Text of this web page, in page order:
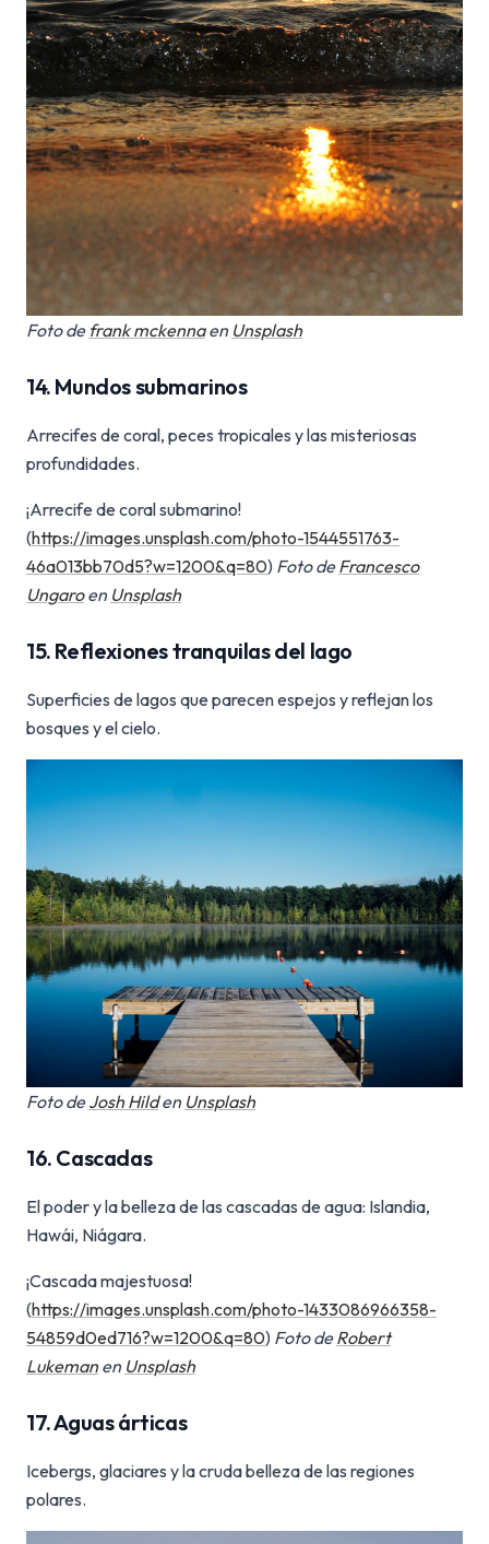
Foto de frank mckennaen Unsplash
14. Mundos submarinos
Arrecifes de coral, peces tropicales y las misteriosas
profundidades.
¡Arrecife de coral submarino!
(https://images.unsplash.com/photo-1544551763-
46a013bb70d5?w=1200&q=80) Foto deFrancesco
Ungaroen Unsplash
15. Reflexiones tranquilas del lago
Superficies de lagos que parecen espejos y reflejan los
bosques y el cielo.
Foto deJosh Hilden Unsplash
16. Cascadas
El poder y la belleza de las cascadas de agua: Islandia,
Hawái, Niágara.
¡Cascada majestuosa!
(https://images.unsplash.com/photo-1433086966358-
54859d0ed716?w=1200&q=80) Foto deRobert
Lukemanen Unsplash
17. Aguas árticas
Icebergs, glaciares y la cruda belleza de las regiones
polares.